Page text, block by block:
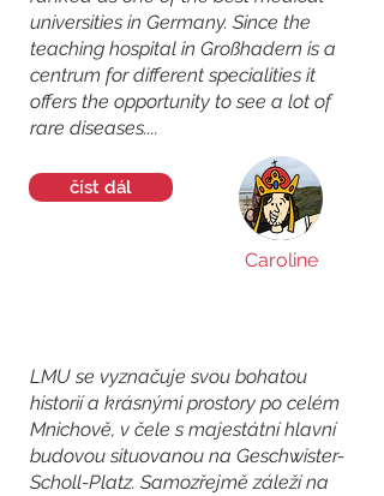
universities in Germany. Since the
teaching hospital in Großhadern is a
centrum for different specialities it
offers the opportunity to see a lot of
rare diseases....
číst dál
Caroline
LMU se vyznačuje svou bohatou
historií a krásnými prostory po celém
Mnichově, v čele s majestátní hlavní
budovou situovanou na Geschwister-
Scholl-Platz. Samozřejmě záleží na